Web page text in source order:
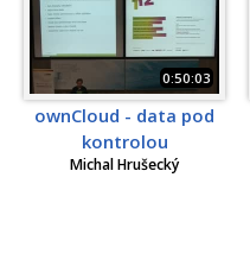
0:50:03
ownCloud - data pod
kontrolou
Michal Hrušecký